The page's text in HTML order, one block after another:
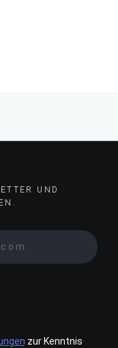
UND
zur Kenntnis